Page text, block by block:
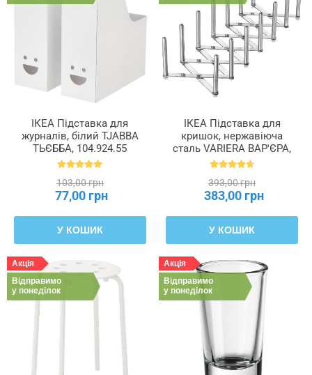
ІКЕА Підставка для
журналів, білий TJABBA
ТЬЄББА, 104.924.55
103,00 грн
77,00 грн
У КОШИК
ІКЕА Підставка для
кришок, нержавіюча
сталь VARIERA ВАР'ЄРА,
701.548.00
393,00 грн
383,00 грн
У КОШИК
Акція
Відправимо
у понеділок
Акція
Відправимо
у понеділок